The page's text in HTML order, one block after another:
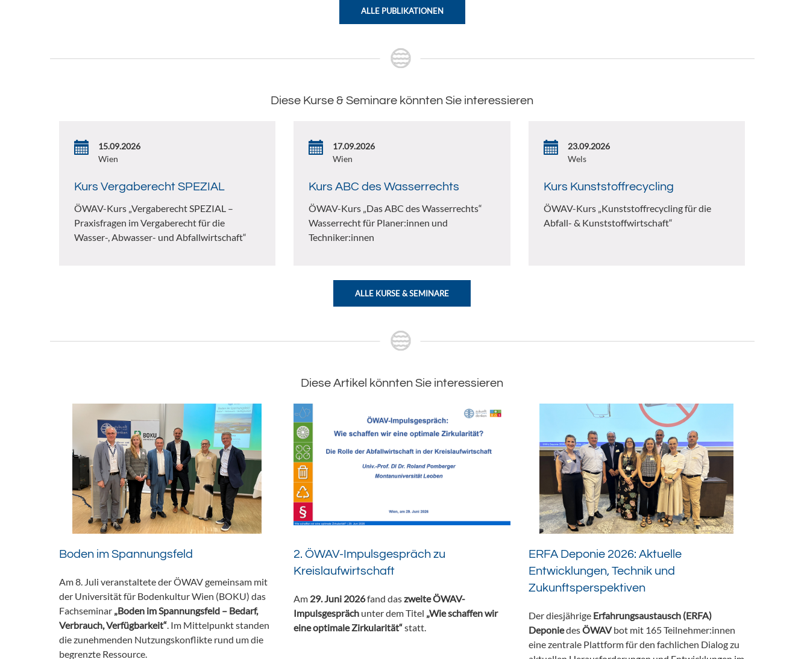
ALLE PUBLIKATIONEN
Diese Kurse & Seminare könnten Sie interessieren
15.09.2026
Wien
Kurs Vergaberecht SPEZIAL
ÖWAV-Kurs „Vergaberecht SPEZIAL –
Praxisfragen im Vergaberecht für die
Wasser-, Abwasser- und Abfallwirtschaft“
17.09.2026
Wien
Kurs ABC des Wasserrechts
ÖWAV-Kurs „Das ABC des Wasserrechts“
Wasserrecht für Planer:innen und
Techniker:innen
23.09.2026
Wels
Kurs Kunststoffrecycling
ÖWAV-Kurs „Kunststoffrecycling für die
Abfall- & Kunststoffwirtschaft“
ALLE KURSE & SEMINARE
Diese Artikel könnten Sie interessieren
Boden im Spannungsfeld
Am 8. Juli veranstaltete der ÖWAV gemeinsam mit
der Universität für Bodenkultur Wien (BOKU) das
Fachseminar „Boden im Spannungsfeld – Bedarf,
Verbrauch, Verfügbarkeit“. Im Mittelpunkt standen
die zunehmenden Nutzungskonflikte rund um die
begrenzte Ressource.
2. ÖWAV-Impulsgespräch zu
Kreislaufwirtschaft
Am 29. Juni 2026fand daszweite ÖWAV-
Impulsgespräch unter dem Titel „Wie schaffen wir
eine optimale Zirkularität“statt.
ERFA Deponie 2026: Aktuelle
Entwicklungen, Technik und
Zukunftsperspektiven
Der diesjährige Erfahrungsaustausch (ERFA)
DeponiedesÖWAVbot mit 165 Teilnehmer:innen
eine zentrale Plattform für den fachlichen Dialog zu